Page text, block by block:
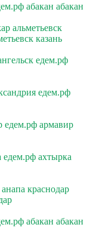
абакан абакан
альметьевск
казань
едем.рф
едем.рф
едем.рф армавир
едем.рф ахтырка
краснодар
абакан абакан